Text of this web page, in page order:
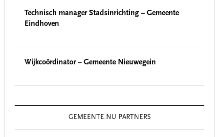
Technisch manager Stadsinrichting – Gemeente
Eindhoven
Wijkcoördinator – Gemeente Nieuwegein
GEMEENTE.NU PARTNERS